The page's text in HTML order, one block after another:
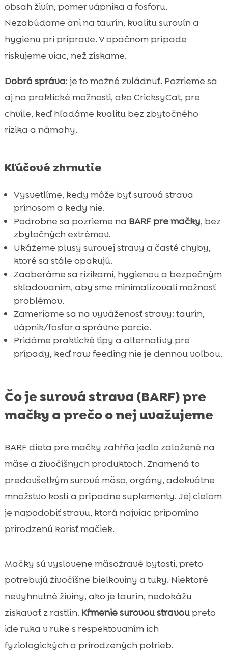
 Praktická domácnosť pri „raw“: miska,
rutiny a Purrfect Life mačacia podstielka

Ako spoznáme, že mačke surová strava
prospieva: signály, ktoré sledujeme
 FAQ
obsah živín, pomer vápnika a fosforu.
Nezabúdame ani na taurín, kvalitu surovín a
hygienu pri príprave. V opačnom prípade
riskujeme viac, než získame.
Dobrá správa: je to možné zvládnuť. Pozrieme sa
aj na praktické možnosti, ako CricksyCat, pre
chvíle, keď hľadáme kvalitu bez zbytočného
rizika a námahy.
Kľúčové zhrnutie
Vysvetlíme, kedy môže byť surová strava
prínosom a kedy nie.
Podrobne sa pozrieme na BARF pre mačky, bez
zbytočných extrémov.
Ukážeme plusy surovej stravy a časté chyby,
ktoré sa stále opakujú.
Zaoberáme sa rizikami, hygienou a bezpečným
skladovaním, aby sme minimalizovali možnosť
problémov.
Zameriame sa na vyváženosť stravy: taurín,
vápnik/fosfor a správne porcie.
Pridáme praktické tipy a alternatívy pre
prípady, keď raw feeding nie je dennou voľbou.
Čo je surová strava (BARF) pre
mačky a prečo o nej uvažujeme
BARF dieta pre mačky zahŕňa jedlo založené na
mäse a živočíšnych produktoch. Znamená to
predovšetkým surové mäso, orgány, adekvátne
množstvo kostí a prípadne suplementy. Jej cieľom
je napodobiť stravu, ktorá najviac pripomína
prirodzenú korisť mačiek.
Mačky sú vyslovene mäsožravé bytosti, preto
potrebujú živočíšne bielkoviny a tuky. Niektoré
nevyhnutné živiny, ako je taurín, nedokážu
získavať z rastlín. Kŕmenie surovou stravoupreto
ide ruka v ruke s respektovaním ich
fyziologických a prirodzených potrieb.